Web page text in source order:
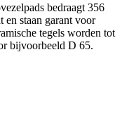
bedraagt 356
en staan garant voor
tegels worden tot
bijvoorbeeld D 65.